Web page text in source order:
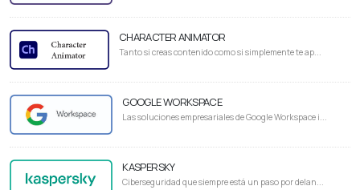
CHARACTER ANIMATOR
Tanto si creas contenido como si simplemente te ap...
GOOGLE WORKSPACE
Las soluciones empresariales de Google Workspace i...
KASPERSKY
Ciberseguridad que siempre está un paso por delan...